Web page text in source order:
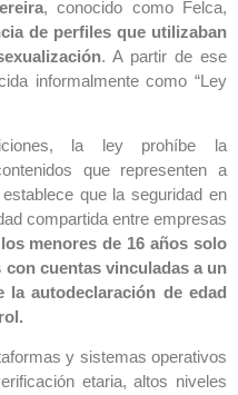
, conocido como Felca,
de perfiles que utilizaban
. A partir de ese
informalmente como “Ley
la ley prohíbe la
que representen a
que la seguridad en
compartida entre empresas
menores de 16 años solo
cuentas vinculadas a un
autodeclaración de edad
y sistemas operativos
etaria, altos niveles